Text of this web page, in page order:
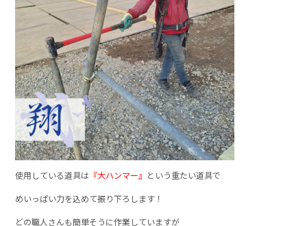
使用している道具は 『大ハンマー』 という重たい道具で
めいっぱい力を込めて振り下ろします！
どの職人さんも簡単そうに作業していますが